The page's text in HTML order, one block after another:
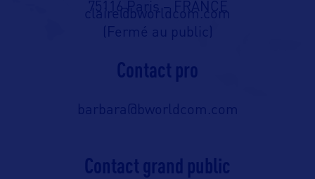
75116 Paris – FRANCE
(Fermé au public)
claire@bworldcom.com
Contact pro
barbara@bworldcom.com
Contact grand public